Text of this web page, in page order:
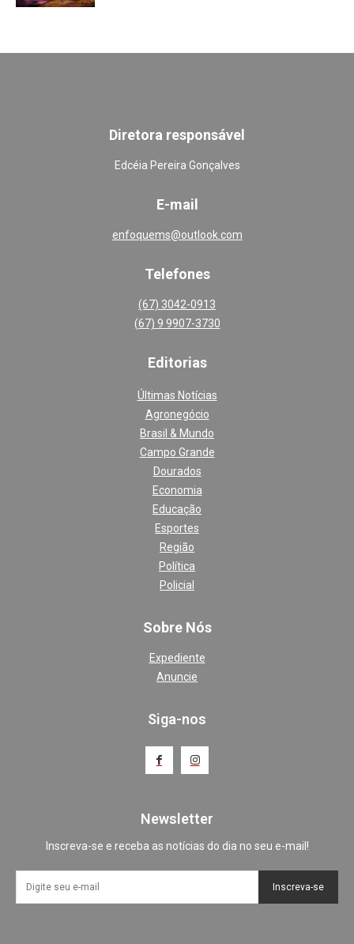
Diretora responsável
Edcéia Pereira Gonçalves
E-mail
enfoquems@outlook.com
Telefones
(67) 3042-0913
(67) 9 9907-3730
Editorias
Últimas Notícias
Agronegócio
Brasil & Mundo
Campo Grande
Dourados
Economia
Educação
Esportes
Região
Política
Policial
Sobre Nós
Expediente
Anuncie
Siga-nos
Newsletter
Inscreva-se e receba as notícias do dia no seu e-mail!
Inscreva-se